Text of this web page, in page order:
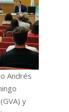
Andrés
y